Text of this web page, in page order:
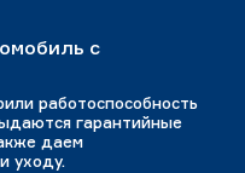
с
работоспособность
гарантийные
даем
уходу.